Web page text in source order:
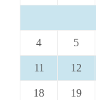
4 5
11 12
18 19